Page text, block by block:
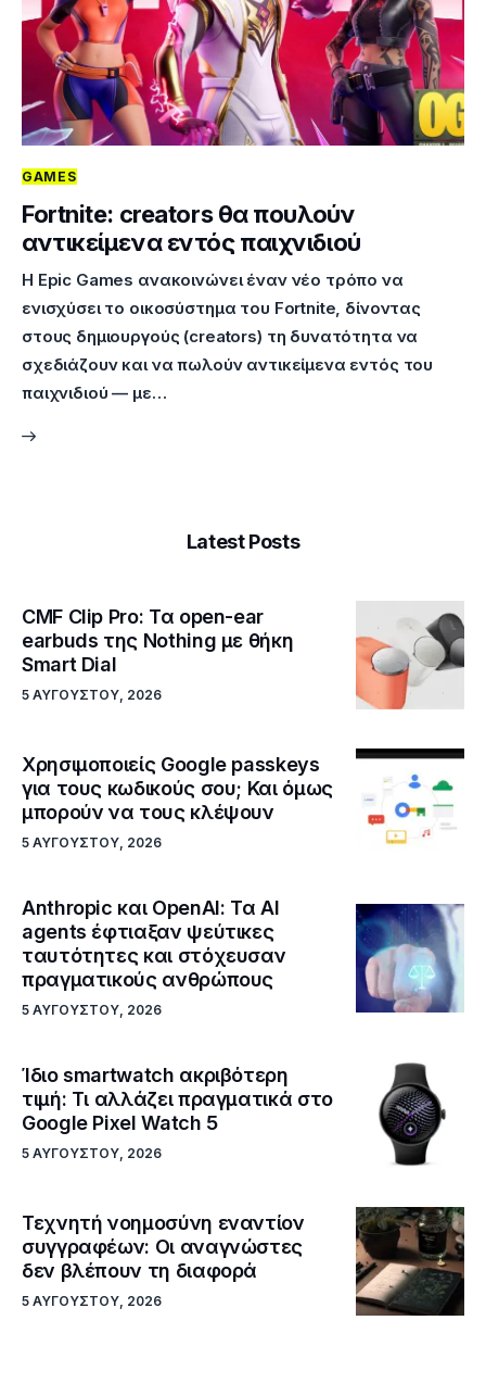
GAMES
Fortnite: creators θα πουλούν
αντικείμενα εντός παιχνιδιού
Η Epic Games ανακοινώνει έναν νέο τρόπο να
ενισχύσει το οικοσύστημα του Fortnite, δίνοντας
στους δημιουργούς (creators) τη δυνατότητα να
σχεδιάζουν και να πωλούν αντικείμενα εντός του
παιχνιδιού — με…
Latest Posts
CMF Clip Pro: Τα open-ear
earbuds της Nothing με θήκη
Smart Dial
5 ΑΥΓΟΎΣΤΟΥ, 2026
Χρησιμοποιείς Google passkeys
για τους κωδικούς σου; Και όμως
μπορούν να τους κλέψουν
5 ΑΥΓΟΎΣΤΟΥ, 2026
Anthropic και OpenAI: Τα AI
agents έφτιαξαν ψεύτικες
ταυτότητες και στόχευσαν
πραγματικούς ανθρώπους
5 ΑΥΓΟΎΣΤΟΥ, 2026
Ίδιο smartwatch ακριβότερη
τιμή: Τι αλλάζει πραγματικά στο
Google Pixel Watch 5
5 ΑΥΓΟΎΣΤΟΥ, 2026
Τεχνητή νοημοσύνη εναντίον
συγγραφέων: Οι αναγνώστες
δεν βλέπουν τη διαφορά
5 ΑΥΓΟΎΣΤΟΥ, 2026